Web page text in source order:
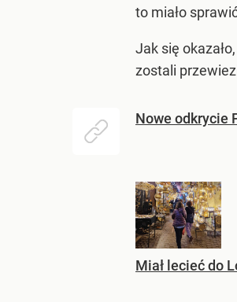
to miało
Jak się
zostali
Nowe odkrycie
Miał lecieć do